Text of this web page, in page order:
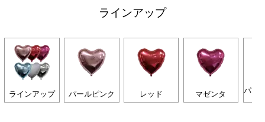
ラインアップ
ラインアップ パールピンク レッド マゼンタ パー